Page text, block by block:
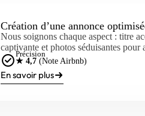
Création d’une annonce
Nous soignons chaque aspect : titre
captivante et photos séduisantes
Précision
★ 4,7(Note Airbnb)
En savoir plus